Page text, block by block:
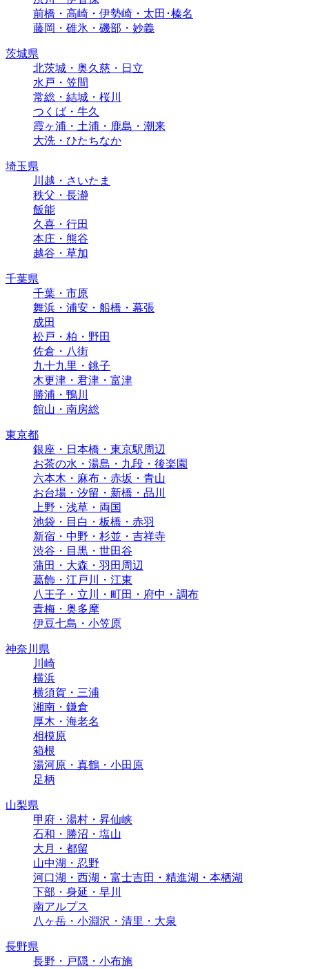
前橋・高崎・伊勢崎・太田･榛名
藤岡・碓氷・磯部・妙義
茨城県
北茨城・奥久慈・日立
水戸・笠間
常総・結城・桜川
つくば・牛久
霞ヶ浦・土浦・鹿島・潮来
大洗・ひたちなか
埼玉県
川越・さいたま
秩父・長瀞
飯能
久喜・行田
本庄・熊谷
越谷・草加
千葉県
千葉・市原
舞浜・浦安・船橋・幕張
成田
松戸・柏・野田
佐倉・八街
九十九里・銚子
木更津・君津・富津
勝浦・鴨川
館山・南房総
東京都
銀座・日本橋・東京駅周辺
お茶の水・湯島・九段・後楽園
六本木・麻布・赤坂・青山
お台場・汐留・新橋・品川
上野・浅草・両国
池袋・目白・板橋・赤羽
新宿・中野・杉並・吉祥寺
渋谷・目黒・世田谷
蒲田・大森・羽田周辺
葛飾・江戸川・江東
八王子・立川・町田・府中・調布
青梅・奥多摩
伊豆七島・小笠原
神奈川県
川崎
横浜
横須賀・三浦
湘南・鎌倉
厚木・海老名
相模原
箱根
湯河原・真鶴・小田原
足柄
山梨県
甲府・湯村・昇仙峡
石和・勝沼・塩山
大月・都留
山中湖・忍野
河口湖・西湖・富士吉田・精進湖・本栖湖
下部・身延・早川
南アルプス
八ヶ岳・小淵沢・清里・大泉
長野県
長野・戸隠・小布施